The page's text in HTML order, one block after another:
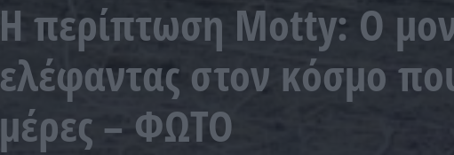
Η περίπτωση Motty: Ο
ελέφαντας στον κόσμο
μέρες – ΦΩΤΟ